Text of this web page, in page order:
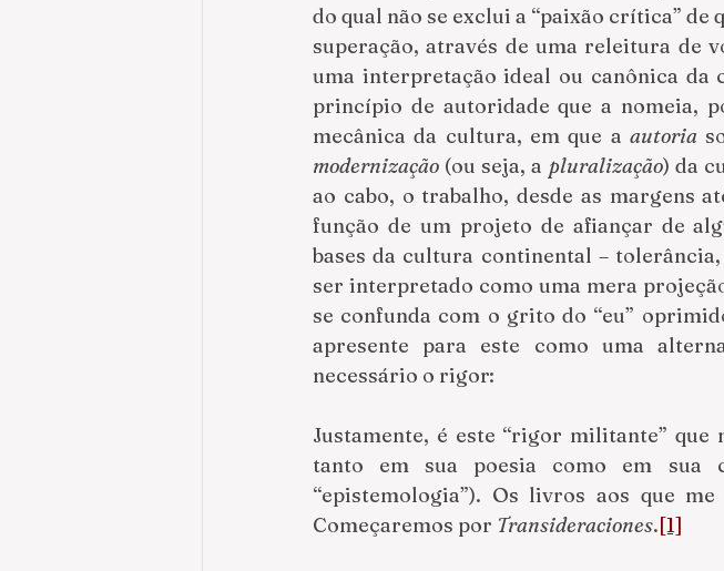
do qual não se exclui a “paixão crítica” de
superação, através de uma releitura de
uma interpretação ideal ou canônica
princípio de autoridade que a nomeia,
mecânica da cultura, em que a autoria
modernização (ou seja, a pluralização) da
ao cabo, o trabalho, desde as margens
função de um projeto de afiançar de
bases da cultura continental –
ser interpretado como uma mera
se confunda com o grito do “eu”
apresente para este como uma
necessário o rigor:
Justamente, é este “rigor militante” que
tanto em sua poesia como em
“epistemologia”). Os livros aos que
Começaremos por Transideraciones.[1]